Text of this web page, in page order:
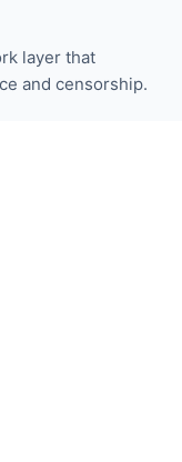
layer that
and censorship.